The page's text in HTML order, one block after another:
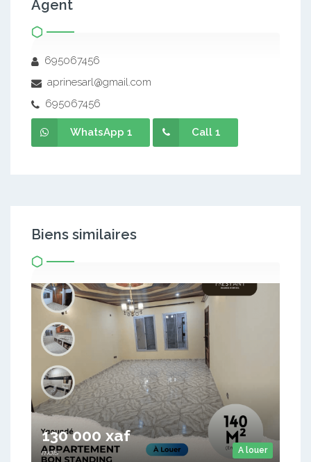
Agent
695067456
aprinesarl@gmail.com
695067456
WhatsApp 1 Call 1
Biens similaires
A louer
130 000 xaf
mois